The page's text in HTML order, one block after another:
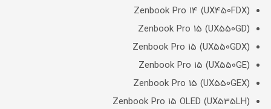
Zenbook Pro 14 (UX450FDX)
Zenbook Pro 15 (UX550GD)
Zenbook Pro 15 (UX550GDX)
Zenbook Pro 15 (UX550GE)
Zenbook Pro 15 (UX550GEX)
Zenbook Pro 15 OLED (UX535LH)